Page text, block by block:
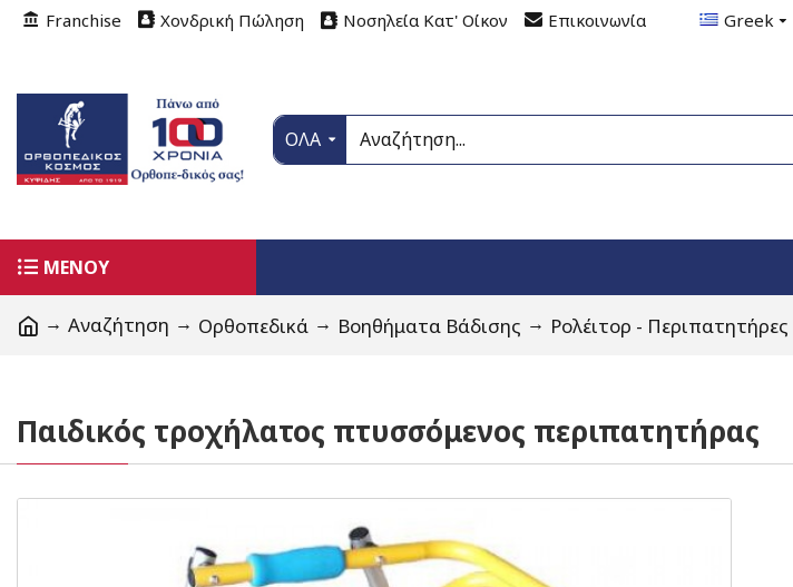
Franchise Χονδρική Πώληση Νοσηλεία Κατ' Οίκον Επικοινωνία Greek
ΟΛΑ
ΜΕΝΟΥ
Αναζήτηση Ορθοπεδικά Βοηθήματα Βάδισης Ρολέιτορ - Περιπατητήρες
Παιδικός τροχήλατος πτυσσόμενος περιπατητήρας